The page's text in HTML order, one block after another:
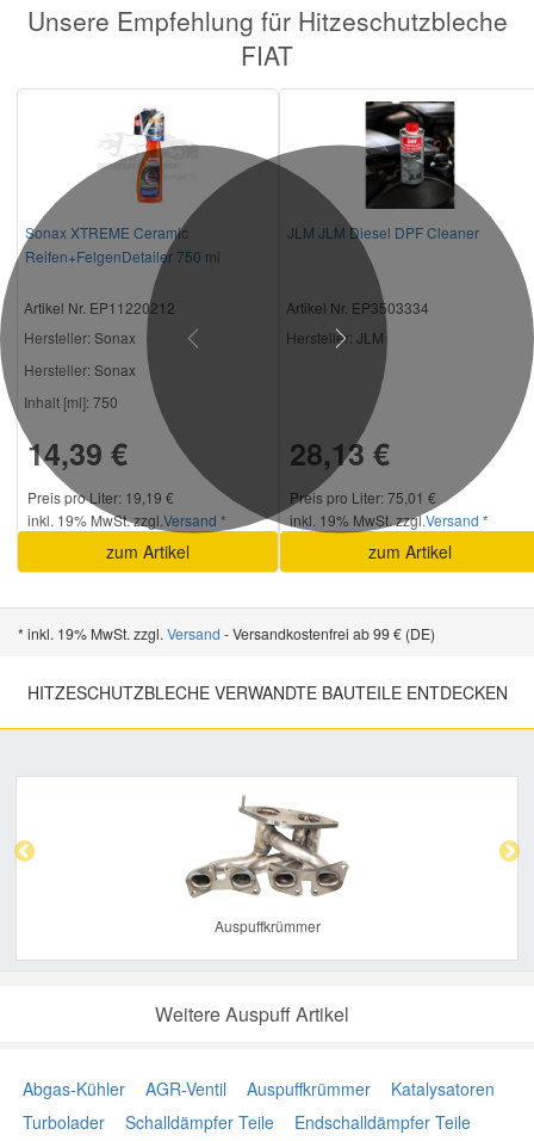
Unsere Empfehlung für Hitzeschutzbleche
FIAT
Sonax XTREME Ceramic
Reifen+FelgenDetailer 750 ml
Artikel Nr. EP11220212
Hersteller: Sonax
Hersteller: Sonax
Inhalt [ml]: 750
14,39 €
Preis pro Liter: 19,19 €
inkl. 19% MwSt. zzgl. Versand *
zum Artikel
JLM JLM Diesel DPF Cleaner
Artikel Nr. EP3503334
Hersteller: JLM
28,13 €
Preis pro Liter: 75,01 €
inkl. 19% MwSt. zzgl.Versand *
zum Artikel
Previous Next
* inkl. 19% MwSt. zzgl. Versand - Versandkostenfrei ab 99 € (DE)
HITZESCHUTZBLECHE VERWANDTE BAUTEILE ENTDECKEN
Auspuffkrümmer
Weitere Auspuff Artikel
Abgas-Kühler AGR-Ventil Auspuffkrümmer
Katalysatoren
Turbolader
Schalldämpfer Teile
Endschalldämpfer Teile